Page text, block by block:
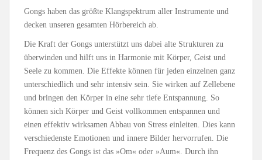
Gongs haben das größte Klangspektrum aller Instrumente und
decken unseren gesamten Hörbereich ab.
Die Kraft der Gongs unterstützt uns dabei alte Strukturen zu
überwinden und hilft uns in Harmonie mit Körper, Geist und
Seele zu kommen. Die Effekte können für jeden einzelnen ganz
unterschiedlich und sehr intensiv sein. Sie wirken auf Zellebene
und bringen den Körper in eine sehr tiefe Entspannung. So
können sich Körper und Geist vollkommen entspannen und
einen effektiv wirksamen Abbau von Stress einleiten. Dies kann
verschiedenste Emotionen und innere Bilder hervorrufen. Die
Frequenz des Gongs ist das »Om« oder »Aum«. Durch ihn